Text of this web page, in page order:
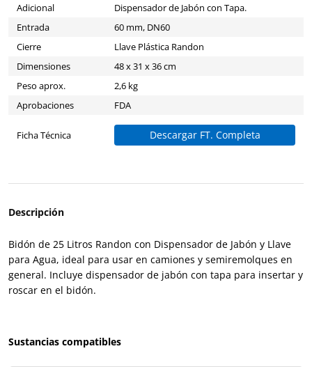
Adicional
Dispensador de Jabón con Tapa.
Entrada
60 mm, DN60
Cierre
Llave Plástica Randon
Dimensiones
48 x 31 x 36 cm
Peso aprox.
2,6 kg
Aprobaciones
FDA
Ficha Técnica Descargar FT. Completa
Descripción
Bidón de 25 Litros Randon con Dispensador de Jabón y Llave
para Agua, ideal para usar en camiones y semiremolques en
general. Incluye dispensador de jabón con tapa para insertar y
roscar en el bidón.
Sustancias compatibles